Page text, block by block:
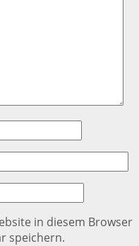
in diesem Browser
speichern.